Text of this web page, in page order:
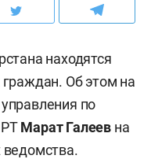
находятся
Об этом на
по
Марат Галеев на
ведомства.